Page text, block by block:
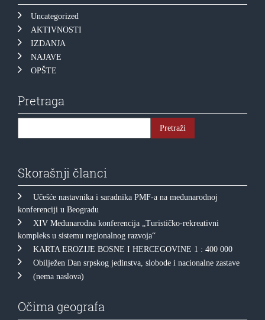
Uncategorized
AKTIVNOSTI
IZDANJA
NAJAVE
OPŠTE
Pretraga
Skorašnji članci
Učešće nastavnika i saradnika PMF-a na međunarodnoj
konferenciji u Beogradu
XIV Međunarodna konferencija „Turističko-rekreativni
kompleks u sistemu regionalnog razvoja“
KARTA EROZIJE BOSNE I HERCEGOVINE 1 : 400 000
Obilježen Dan srpskog jedinstva, slobode i nacionalne zastave
(nema naslova)
Očima geografa